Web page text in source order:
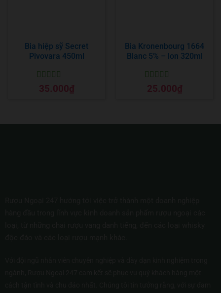
Bia hiệp sỹ Secret
Pivovara 450ml
Được xếp
hạng 5 5 sao
35.000₫
Bia Kronenbourg 1664
Blanc 5% – lon 320ml
Được xếp
hạng 5 5 sao
25.000₫